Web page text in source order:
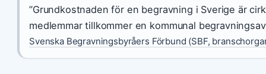
”Grundkostnaden för en begravning i Sverige är
medlemmar tillkommer en kommunal
Svenska Begravningsbyråers Förbund (SBF,